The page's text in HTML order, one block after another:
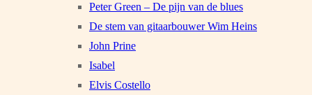
Peter Green – De pijn van de blues
De stem van gitaarbouwer Wim Heins
John Prine
Isabel
Elvis Costello